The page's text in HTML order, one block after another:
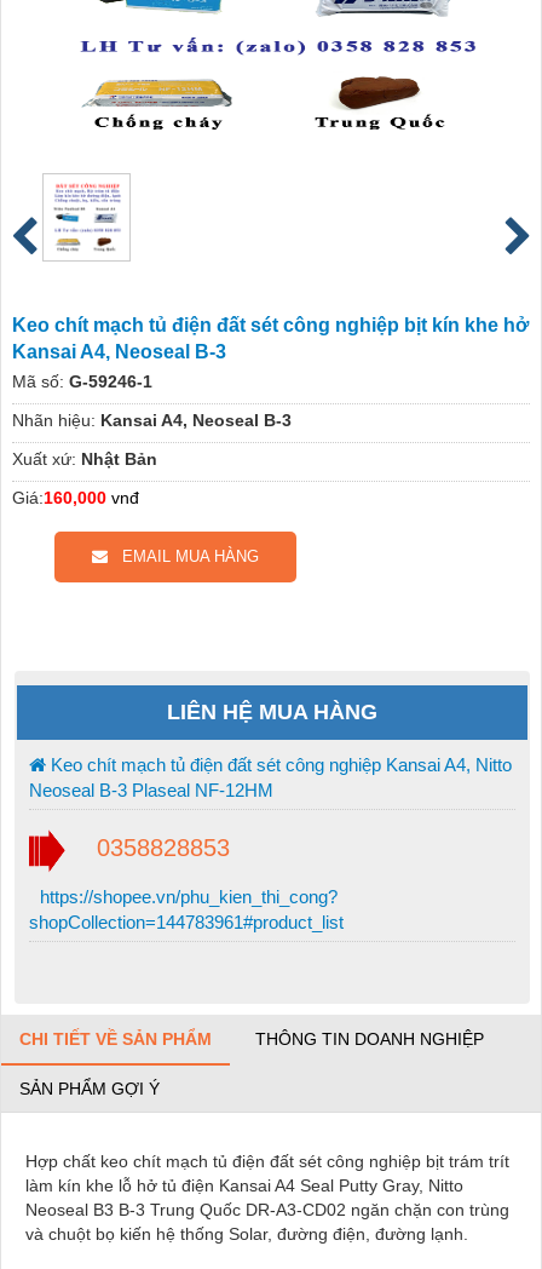
Keo chít mạch tủ điện đất sét công nghiệp bịt kín khe hở
Kansai A4, Neoseal B-3
Mã số: G-59246-1
Nhãn hiệu: Kansai A4, Neoseal B-3
Xuất xứ: Nhật Bản
Giá:160,000 vnđ
EMAIL MUA HÀNG
LIÊN HỆ MUA HÀNG
Keo chít mạch tủ điện đất sét công nghiệp Kansai A4, Nitto
Neoseal B-3 Plaseal NF-12HM
0358828853
https://shopee.vn/phu_kien_thi_cong?
shopCollection=144783961#product_list
CHI TIẾT VỀ SẢN PHẨM THÔNG TIN DOANH NGHIỆP
SẢN PHẨM GỢI Ý
Hợp chất keo chít mạch tủ điện đất sét công nghiệp bịt trám trít
làm kín khe lỗ hở tủ điện Kansai A4 Seal Putty Gray, Nitto
Neoseal B3 B-3 Trung Quốc DR-A3-CD02 ngăn chặn con trùng
và chuột bọ kiến hệ thống Solar, đường điện, đường lạnh.